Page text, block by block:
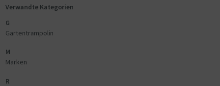
Verwandte Kategorien
G
Gartentrampolin
M
Marken
R